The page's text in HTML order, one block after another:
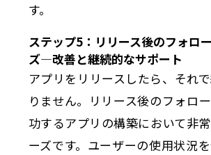
す。
ステップ5：リリース後のフォロ
ズ—改善と継続的なサポート
アプリをリリースしたら、それ
りません。リリース後のフォロ
功するアプリの構築において非
ーズです。ユーザーの使用状況